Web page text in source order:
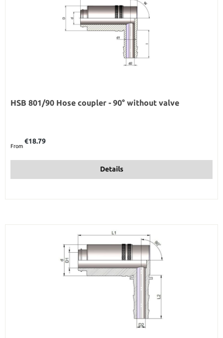
HSB 801/90 Hose coupler - 90° without valve
From
€18.79
Details